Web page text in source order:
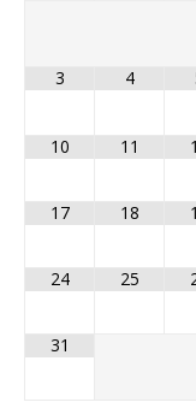
3 4
10 11
17 18
24 25
31